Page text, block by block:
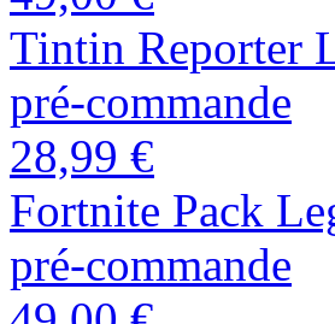
Tintin Reporter
pré-commande
28,99 €
Fortnite Pack
pré-commande